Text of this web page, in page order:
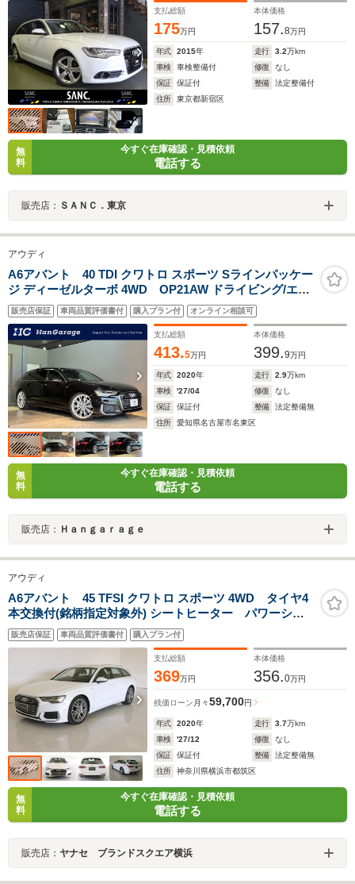
システム スタートストップシステム
支払総額
175万円
本体価格
157.8万円
年式 2015年 走行 3.2万km
車検
車検整備付 修復
なし
保証
保証付 整備
法定整備付
住所
東京都新宿区
無
料
今すぐ在庫確認・見積依頼
電話する
販売店： ＳＡＮＣ．東京
アウディ
A6アバント 40 TDI クワトロ スポーツ Sラインパッケー
ジ ディーゼルターボ 4WD OP21AW ドライビング/エア
クオリティPKG 4ゾーンAAC 前後席シートヒーター パワ
ークロージングドア サンブラインド ワイヤレスチャージ
ング 前後ドラレコ ナビTV 全周囲カメラ パークアシスト
+ 禁煙車 バルコナ革
販売店保証 車両品質評価書付 購入プラン付 オンライン相談可
支払総額
413.5万円
本体価格
399.9万円
年式 2020年 走行 2.9万km
車検
'27/04 修復
なし
保証
保証付 整備
法定整備無
住所
愛知県名古屋市名東区
無
料
今すぐ在庫確認・見積依頼
電話する
販売店： Ｈａｎｇａｒａｇｅ
アウディ
A6アバント 45 TFSI クワトロ スポーツ 4WD タイヤ4
本交換付(銘柄指定対象外) シートヒーター パワーシー
トフロアマット コネクテッド機能 ナビ 音楽プレー
ヤー接続 Bluetooth接続 TV ETC LEDヘッドライ
ト 電動リアゲート 全周囲カメラ
販売店保証 車両品質評価書付 購入プラン付
支払総額
369万円
本体価格
356.0万円
残価ローン 月々59,700円
年式 2020年 走行 3.7万km
車検
'27/12 修復
なし
保証
保証付 整備
法定整備無
住所
神奈川県横浜市都筑区
無
料
今すぐ在庫確認・見積依頼
電話する
販売店： ヤナセ ブランドスクエア横浜